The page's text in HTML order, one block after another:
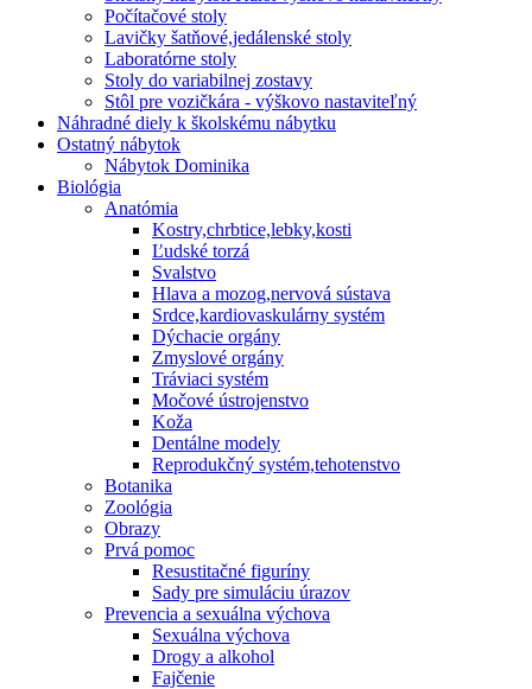
Počítačové stoly
Lavičky šatňové,jedálenské stoly
Laboratórne stoly
Stoly do variabilnej zostavy
Stôl pre vozičkára - výškovo nastaviteľný
Náhradné diely k školskému nábytku
Ostatný nábytok
Nábytok Dominika
Biológia
Anatómia
Kostry,chrbtice,lebky,kosti
Ľudské torzá
Svalstvo
Hlava a mozog,nervová sústava
Srdce,kardiovaskulárny systém
Dýchacie orgány
Zmyslové orgány
Tráviaci systém
Močové ústrojenstvo
Koža
Dentálne modely
Reprodukčný systém,tehotenstvo
Botanika
Zoológia
Obrazy
Prvá pomoc
Resustitačné figuríny
Sady pre simuláciu úrazov
Prevencia a sexuálna výchova
Sexuálna výchova
Drogy a alkohol
Fajčenie